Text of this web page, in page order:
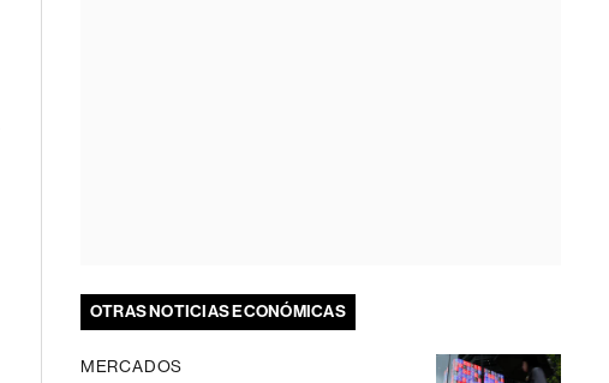
OTRAS NOTICIAS ECONÓMICAS
MERCADOS